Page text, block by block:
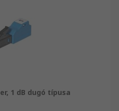
1 dB dugó típusa